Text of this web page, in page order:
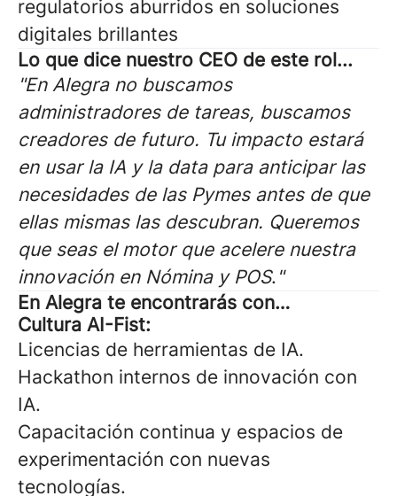
regulatorios aburridos en soluciones
digitales brillantes
Lo que dice nuestro CEO de este rol...
"En Alegra no buscamos
administradores de tareas, buscamos
creadores de futuro. Tu impacto estará
en usar la IA y la data para anticipar las
necesidades de las Pymes antes de que
ellas mismas las descubran. Queremos
que seas el motor que acelere nuestra
innovación en Nómina y POS. "
En Alegra te encontrarás con…
Cultura AI-Fist:
Licencias de herramientas de IA.
Hackathon internos de innovación con
IA.
Capacitación continua y espacios de
experimentación con nuevas
tecnologías.